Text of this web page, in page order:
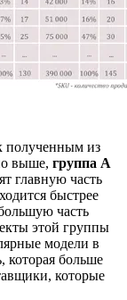
полученным из
выше, группа А
главную часть
быстрее
часть
этой группы
модели в
которая больше
которые